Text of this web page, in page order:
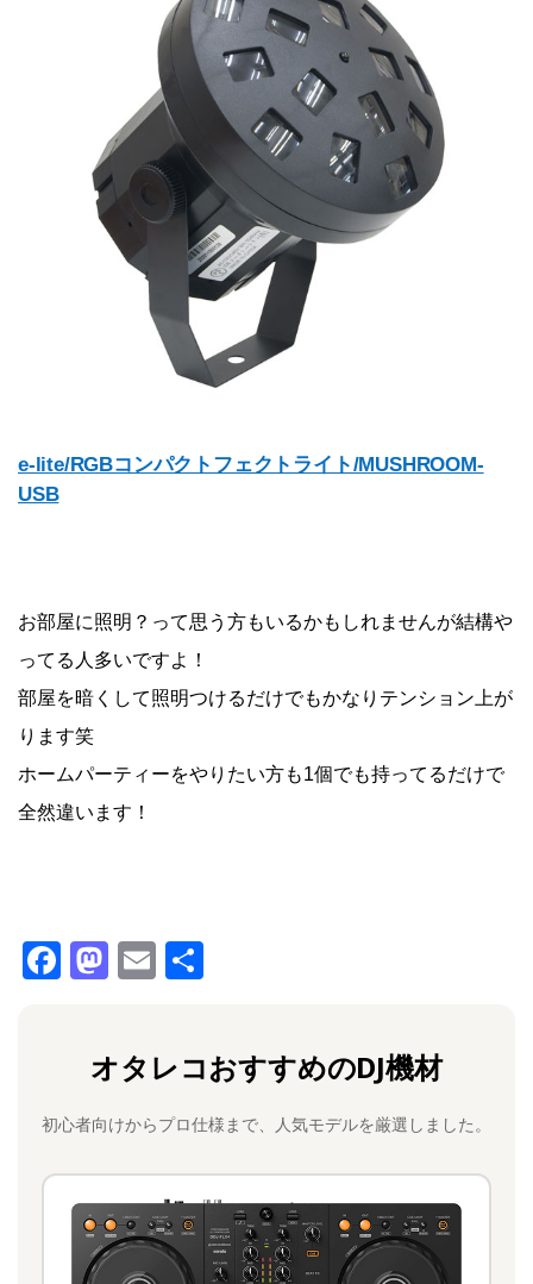
e-lite/RGBコンパクトフェクトライト/MUSHROOM-
USB
お部屋に照明？って思う方もいるかもしれませんが結構や
ってる人多いですよ！
部屋を暗くして照明つけるだけでもかなりテンション上が
ります笑
ホームパーティーをやりたい方も1個でも持ってるだけで
全然違います！
F
b
o
o
k
M
o
d
o
n
E
l
オタレコおすすめのDJ機材
初心者向けからプロ仕様まで、人気モデルを厳選しました。